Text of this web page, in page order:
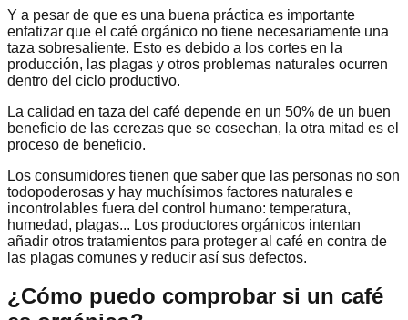
Y a pesar de que es una buena práctica es importante
enfatizar que el café orgánico no tiene necesariamente una
taza sobresaliente. Esto es debido a los cortes en la
producción, las plagas y otros problemas naturales ocurren
dentro del ciclo productivo. ​
La calidad en taza del café depende en un 50% de un buen
beneficio de las cerezas que se cosechan, la otra mitad es el
proceso de beneficio.
Los consumidores tienen que saber que las personas no son
todopoderosas y hay muchísimos factores naturales e
incontrolables fuera del control humano: temperatura,
humedad, plagas... Los productores orgánicos intentan
añadir otros tratamientos para proteger al café en contra de
las plagas comunes y reducir así sus defectos.
¿Cómo puedo comprobar si un café